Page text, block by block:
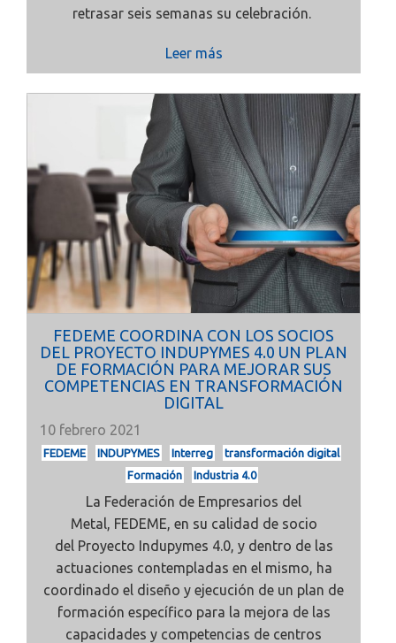
retrasar seis semanas su celebración.
Leer más
FEDEME COORDINA CON LOS SOCIOS
DEL PROYECTO INDUPYMES 4.0 UN PLAN
DE FORMACIÓN PARA MEJORAR SUS
COMPETENCIAS EN TRANSFORMACIÓN
DIGITAL
10 febrero 2021
FEDEME INDUPYMES Interreg
transformación digital
Formación
Industria 4.0
La Federación de Empresarios del
Metal, FEDEME, en su calidad de socio
del Proyecto Indupymes 4.0, y dentro de las
actuaciones contempladas en el mismo, ha
coordinado el diseño y ejecución de un plan de
formación específico para la mejora de las
capacidades y competencias de centros